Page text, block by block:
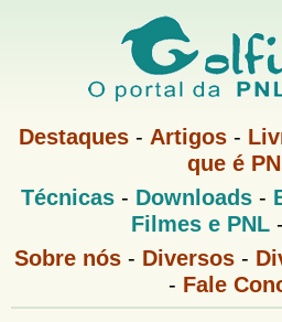
Pular
para
o
principal
G
f
i
M
u
Destaques- Artigos-
que é
M
e
P
Técnicas- Downloads-
Filmes e PNL -
G
Sobre nós - Diversos -
- Fale